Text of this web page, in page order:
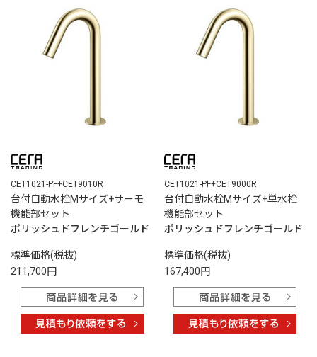
CET1021-PF+CET9010R
台付自動水栓Mサイズ+サーモ
機能部セット
ポリッシュドフレンチゴールド
標準価格(税抜)
211,700円
CET1021-PF+CET9000R
台付自動水栓Mサイズ+単水栓
機能部セット
ポリッシュドフレンチゴールド
標準価格(税抜)
167,400円